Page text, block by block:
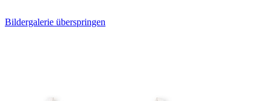
Bildergalerie überspringen